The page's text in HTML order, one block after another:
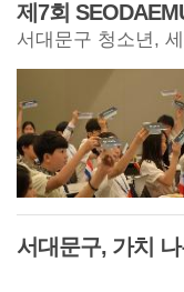
서대문구, 가치